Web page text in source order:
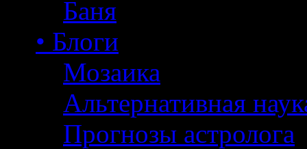
Баня
• Блоги
Мозаика
Альтернативная
Прогнозы астролога